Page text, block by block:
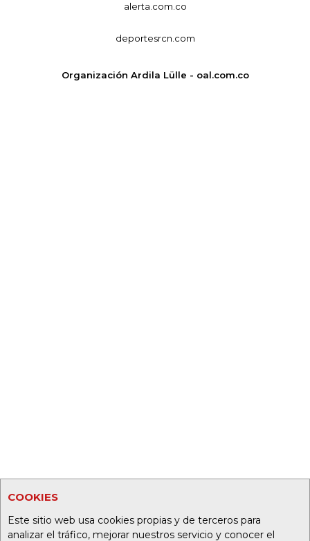
COOKIES
Este sitio web usa cookies propias y de terceros para
analizar el tráfico, mejorar nuestros servicio y conocer el
alerta.com.co
deportesrcn.com
Organización Ardila Lülle - oal.com.co